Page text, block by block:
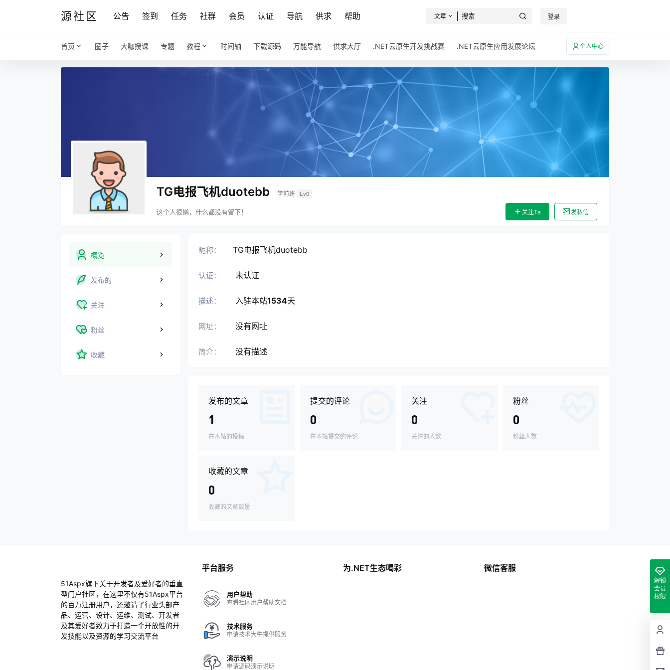
源社区 公告 签到 任务 社群 会员 认证 导航 供求 帮助 文章 登录
首页 圈子 大咖授课 专题 教程 时间轴 下载源码 万能导航 供求大厅 .NET云原生开发挑战赛 .NET云原生应用发展论坛 个人中心
TG电报飞机duotebb 学前班 Lv0
这个人很懒，什么都没有留下！ 关注Ta 发私信
概览
发布的
关注
粉丝
收藏
昵称： TG电报飞机duotebb
认证： 未认证
描述： 入驻本站1534天
网址： 没有网址
简介： 没有描述
发布的文章
1
在本站的投稿
提交的评论
0
在本站提交的评论
关注
0
关注的人数
粉丝
0
粉丝人数
收藏的文章
0
收藏的文章数量
解锁
会员
权限
51Aspx旗下关于开发者及爱好者的垂直
型门户社区，在这里不仅有51Aspx平台
的百万注册用户，还邀请了行业头部产
品、运营、设计、运维、测试、开发者
及其爱好者致力于打造一个开放性的开
发技能以及资源的学习交流平台
平台服务
用户帮助
查看社区用户帮助文档
技术服务
申请技术大牛提供服务
演示说明
申请源码演示说明
为.NET生态喝彩 微信客服